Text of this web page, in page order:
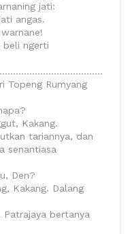
jati:
angas.
beli ngerti
Topeng Rumyang
Kakang.
tariannya, dan
senantiasa
Den?
Kakang. Dalang
bertanya